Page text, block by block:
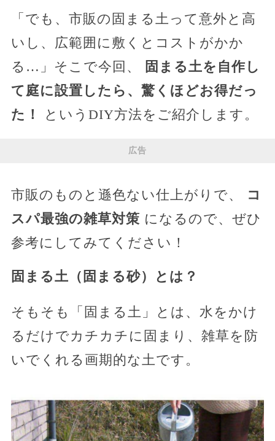
「でも、市販の固まる土って意外と高
いし、広範囲に敷くとコストがかか
る…」そこで今回、
固まる土を自作し
て庭に設置したら、驚くほどお得だっ
た！
というDIY方法をご紹介します。
広告
市販のものと遜色ない仕上がりで、
コ
スパ最強の雑草対策 になるので、ぜひ
参考にしてみてください！
固まる土（固まる砂）とは？
そもそも「固まる土」とは、水をかけ
るだけでカチカチに固まり、雑草を防
いでくれる画期的な土です。